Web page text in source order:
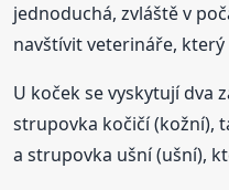
jednoduchá, zvláště v
navštívit veterináře,
U koček se vyskytují dva
strupovka kočičí (kožní),
a strupovka ušní (ušní),